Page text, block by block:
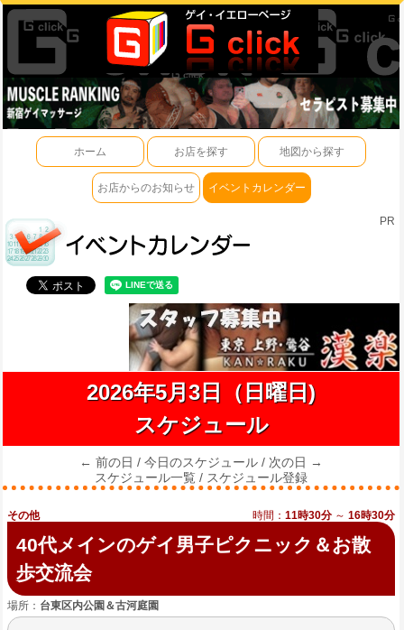
ホーム お店を探す 地図から探す
お店からのお知らせ イベントカレンダー
PR
2026年5月3日（日曜日)
スケジュール
← 前の日 / 今日のスケジュール / 次の日 →
スケジュール一覧 / スケジュール登録
その他 時間： 11時30分 ～ 16時30分
40代メインのゲイ男子ピクニック＆お散
歩交流会
場所： 台東区内公園＆古河庭園